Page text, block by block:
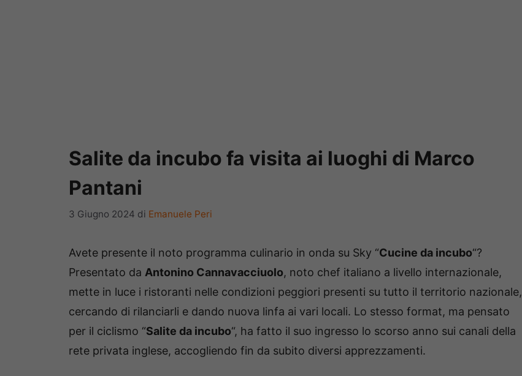
Salite da incubo fa visita ai luoghi di Marco
Pantani
3 Giugno 2024 di Emanuele Peri
Avete presente il noto programma culinario in onda su Sky “Cucine da incubo“?
Presentato da Antonino Cannavacciuolo, noto chef italiano a livello internazionale,
mette in luce i ristoranti nelle condizioni peggiori presenti su tutto il territorio nazionale,
cercando di rilanciarli e dando nuova linfa ai vari locali. Lo stesso format, ma pensato
per il ciclismo “Salite da incubo“, ha fatto il suo ingresso lo scorso anno sui canali della
rete privata inglese, accogliendo fin da subito diversi apprezzamenti.